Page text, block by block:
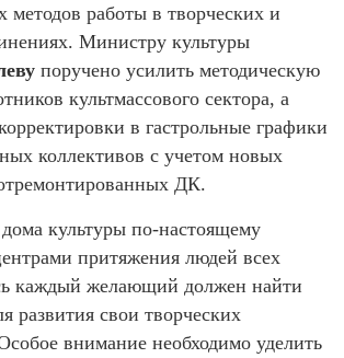
работы в творческих и
Министру культуры
поручено усилить методическую
культмассового сектора, а
в гастрольные графики
коллективов с учетом новых
ДК.
культуры по-настоящему
притяжения людей всех
каждый желающий должен найти
развития свои творческих
внимание необходимо уделить